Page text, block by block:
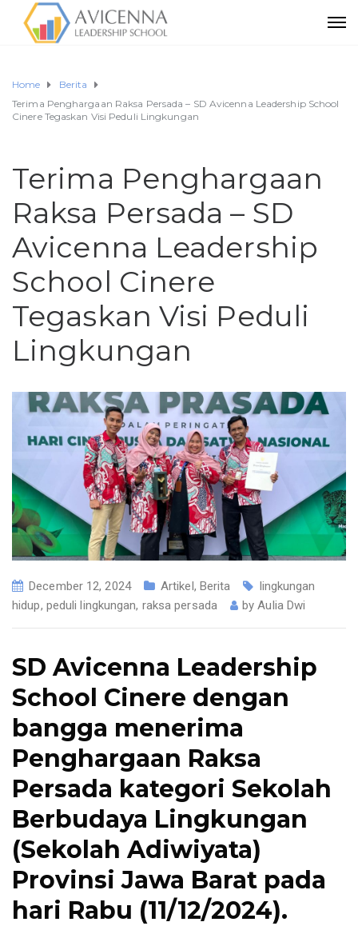
Home
Berita
Terima Penghargaan Raksa Persada – SD Avicenna Leadership School
Cinere Tegaskan Visi Peduli Lingkungan
Terima Penghargaan
Raksa Persada – SD
Avicenna Leadership
School Cinere
Tegaskan Visi Peduli
Lingkungan
December 12, 2024 Artikel, Berita
lingkungan
hidup, peduli lingkungan, raksa persada byAulia Dwi
SD Avicenna Leadership
School Cinere dengan
bangga menerima
Penghargaan Raksa
Persada kategori Sekolah
Berbudaya Lingkungan
(Sekolah Adiwiyata)
Provinsi Jawa Barat pada
hari Rabu (11/12/2024).